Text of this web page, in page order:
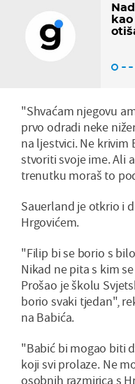
"Shvaćam njegovu
prvo odradi neke
na ljestvici. Ne krivim
stvoriti svoje ime. Ali
trenutku moraš to
Sauerland je otkrio i
Hrgovićem.
"Filip bi se borio s
Nikad ne pita s kim
Prošao je školu
borio svaki tjedan",
na Babića.
"Babić bi mogao biti
koji svi prolaze. Ne
osobnih razmirica s